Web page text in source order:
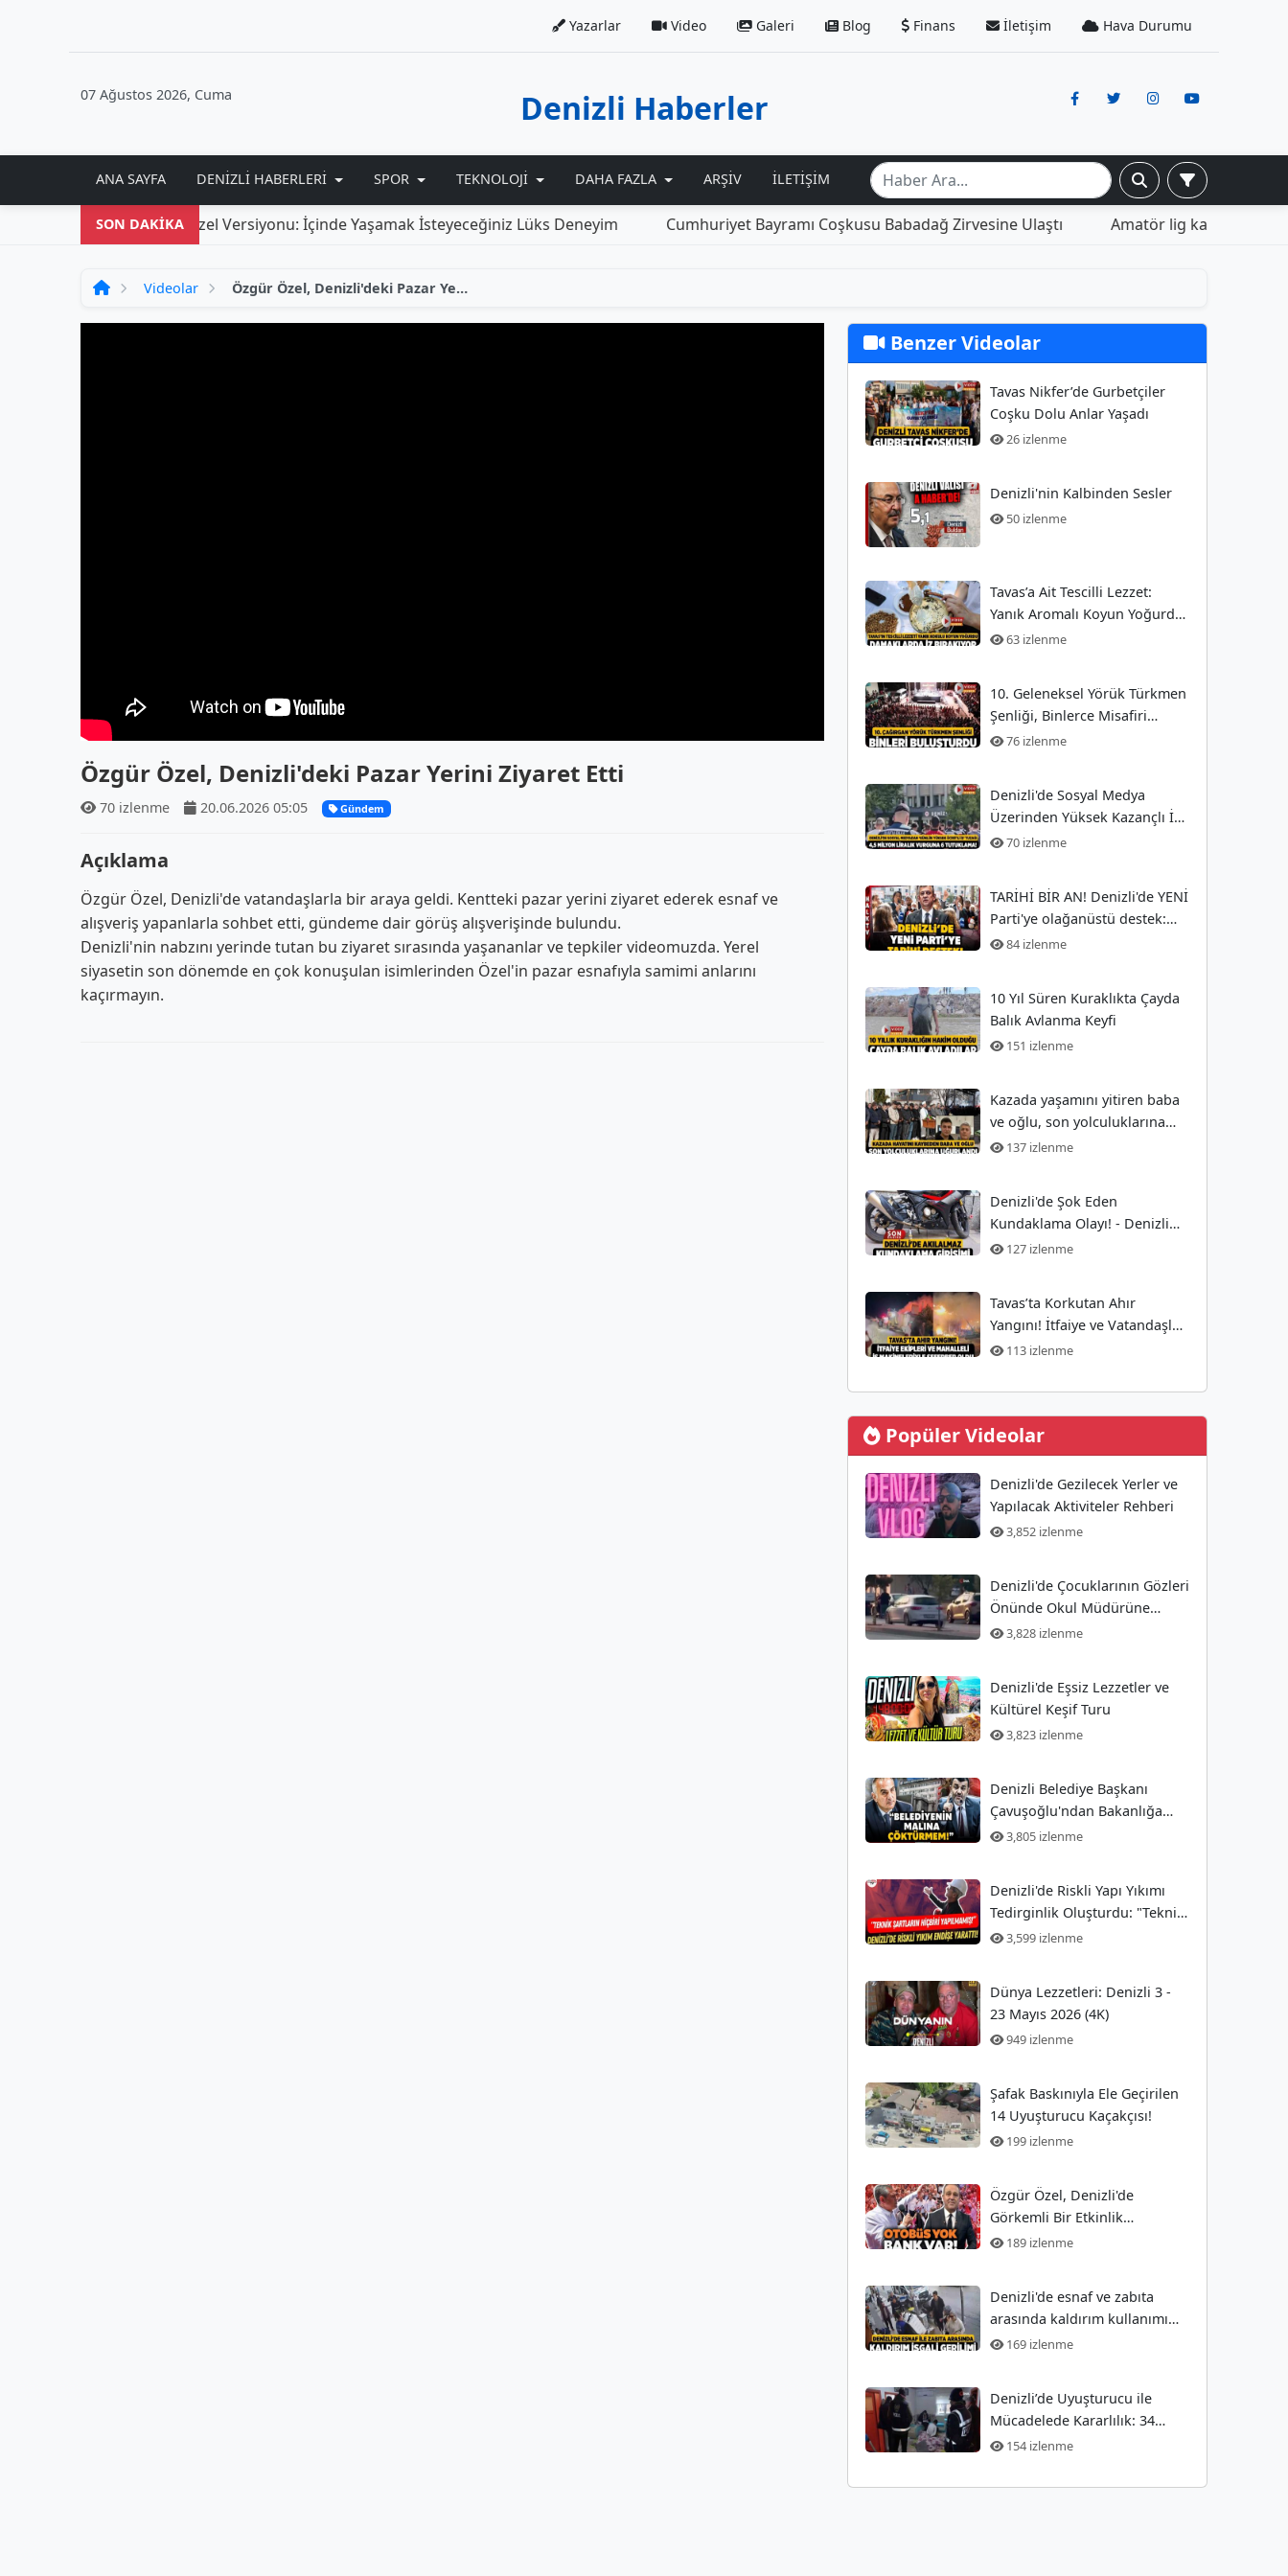
Yazarlar Video Galeri Blog Finans İletişim Hava Durumu
07 Ağustos 2026, Cuma Denizli Haberler
ANA SAYFA DENIZLI HABERLERI SPOR TEKNOLOJI DAHA FAZLA ARŞIV İLETIŞIM
SON DAKİKA
100. Yılına Özel Versiyonu: İçinde Yaşamak İsteyeceğiniz Lüks Deneyim Cumhuriyet Bayramı Coşkusu Babadağ Zirvesine Ulaştı Amatör lig karşılaşmasında
Videolar Özgür Özel, Denizli'deki Pazar Yerini Ziyaret Etti
Özgür Özel, Denizli'deki Pazar Yerini Ziyaret Etti
70 izlenme 20.06.2026 05:05 Gündem
Açıklama
Özgür Özel, Denizli'de vatandaşlarla bir araya geldi. Kentteki pazar yerini ziyaret ederek esnaf ve
alışveriş yapanlarla sohbet etti, gündeme dair görüş alışverişinde bulundu.
Denizli'nin nabzını yerinde tutan bu ziyaret sırasında yaşananlar ve tepkiler videomuzda. Yerel
siyasetin son dönemde en çok konuşulan isimlerinden Özel'in pazar esnafıyla samimi anlarını
kaçırmayın.
Benzer Videolar
Tavas Nikfer’de Gurbetçiler
Coşku Dolu Anlar Yaşadı
26 izlenme
Denizli'nin Kalbinden Sesler
50 izlenme
Tavas’a Ait Tescilli Lezzet:
Yanık Aromalı Koyun Yoğurdu
- Denizli Güncel Haberler
63 izlenme
10. Geleneksel Yörük Türkmen
Şenliği, Binlerce Misafiri
Ağırladı
76 izlenme
Denizli'de Sosyal Medya
Üzerinden Yüksek Kazançlı İş
Fırsatları Arayanları Tuzağa
70 izlenme
TARİHİ BİR AN! Denizli'de YENİ
Parti'ye olağanüstü destek:
İşte o anlar!
84 izlenme
10 Yıl Süren Kuraklıkta Çayda
Balık Avlanma Keyfi
151 izlenme
Kazada yaşamını yitiren baba
ve oğlu, son yolculuklarına
uğurlandı
137 izlenme
Denizli'de Şok Eden
Kundaklama Olayı! - Denizli
Haberleri -
127 izlenme
Tavas’ta Korkutan Ahır
Yangını! İtfaiye ve Vatandaşlar
Müdahalede Bulundu
113 izlenme
Popüler Videolar
Denizli'de Gezilecek Yerler ve
Yapılacak Aktiviteler Rehberi
3,852 izlenme
Denizli'de Çocuklarının Gözleri
Önünde Okul Müdürüne
Yönelik Silahlı Saldırı
3,828 izlenme
Denizli'de Eşsiz Lezzetler ve
Kültürel Keşif Turu
3,823 izlenme
Denizli Belediye Başkanı
Çavuşoğlu'ndan Bakanlığa
Sert Tepki
3,805 izlenme
Denizli'de Riskli Yapı Yıkımı
Tedirginlik Oluşturdu: "Teknik
Şartlar Hiç Yerine Getirilmedi!"
3,599 izlenme
Dünya Lezzetleri: Denizli 3 -
23 Mayıs 2026 (4K)
949 izlenme
Şafak Baskınıyla Ele Geçirilen
14 Uyuşturucu Kaçakçısı!
199 izlenme
Özgür Özel, Denizli'de
Görkemli Bir Etkinlik
Düzenledi! Ekrem Açıkel Tarihi
189 izlenme
Denizli'de esnaf ve zabıta
arasında kaldırım kullanımı
nedeniyle gergin anlar
169 izlenme
Denizli’de Uyuşturucu ile
Mücadelede Kararlılık: 34
Gözaltı
154 izlenme